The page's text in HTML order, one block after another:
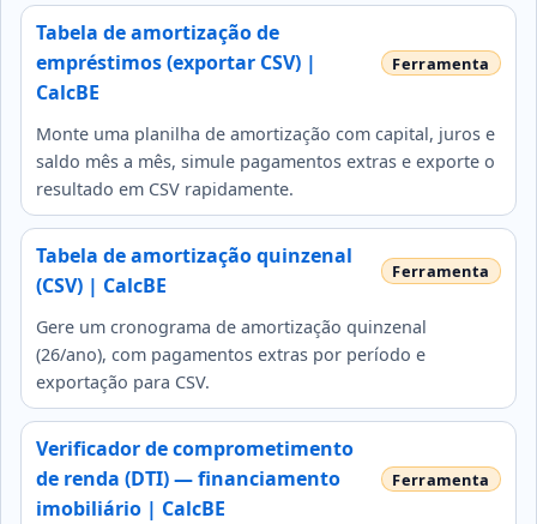
Tabela de amortização de
empréstimos (exportar CSV) |
CalcBE
Monte uma planilha de amortização com capital, juros e
saldo mês a mês, simule pagamentos extras e exporte o
resultado em CSV rapidamente.
Tabela de amortização quinzenal
(CSV) | CalcBE
Gere um cronograma de amortização quinzenal
(26/ano), com pagamentos extras por período e
exportação para CSV.
Verificador de comprometimento
de renda (DTI) — financiamento
imobiliário | CalcBE